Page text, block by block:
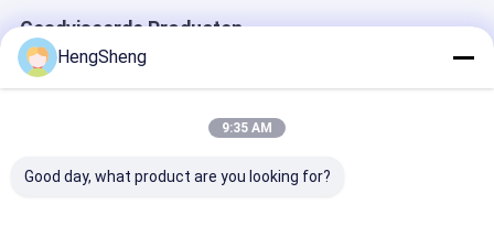
Geadviseerde Producten
HengSheng
9:35 AM
Good day, what product are you looking for?